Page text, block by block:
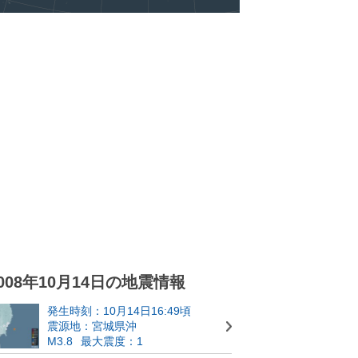
年10月14日の地震情報
発生時刻：10月14日16:49頃
震源地：宮城県沖
M3.8
最大震度：1